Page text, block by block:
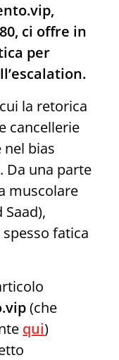
ci offre in
per
la retorica
cancellerie
nel bias
Da una parte
muscolare
fatica
(che
qui)